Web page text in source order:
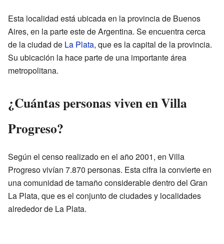
Esta localidad está ubicada en la provincia de Buenos
Aires, en la parte este de Argentina. Se encuentra cerca
de la ciudad de La Plata, que es la capital de la provincia.
Su ubicación la hace parte de una importante área
metropolitana.
¿Cuántas personas viven en Villa
Progreso?
Según el censo realizado en el año 2001, en Villa
Progreso vivían 7.870 personas. Esta cifra la convierte en
una comunidad de tamaño considerable dentro del Gran
La Plata, que es el conjunto de ciudades y localidades
alrededor de La Plata.